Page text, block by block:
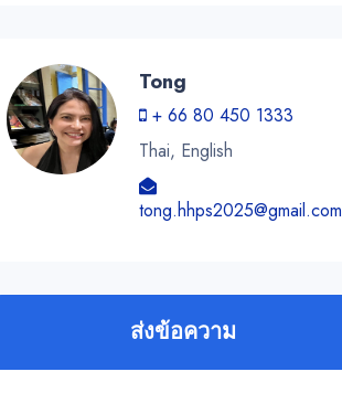
Tong
+ 66 80 450 1333
Thai, English
tong.hhps2025@gmail.com
ส่งข้อความ